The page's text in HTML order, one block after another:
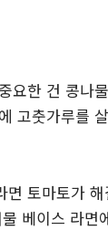
요한 건 콩나
고춧가루를
토마토가
베이스 라